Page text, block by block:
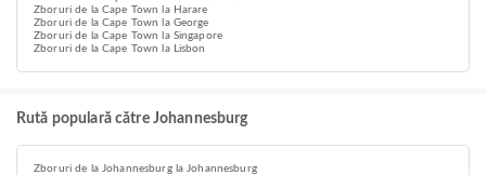
Zboruri de la Cape Town la Harare
Zboruri de la Cape Town la George
Zboruri de la Cape Town la Singapore
Zboruri de la Cape Town la Lisbon
Rută populară către Johannesburg
Zboruri de la Johannesburg la Johannesburg